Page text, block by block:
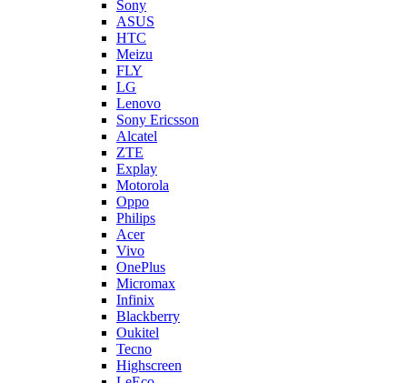
LG
Lenovo
Sony Ericsson
Alcatel
ZTE
Explay
Motorola
Oppo
Philips
Acer
Vivo
OnePlus
Micromax
Infinix
Blackberry
Oukitel
Tecno
Highscreen
LeEco
Realme
Prestigio
Wileyfox
Мегафон